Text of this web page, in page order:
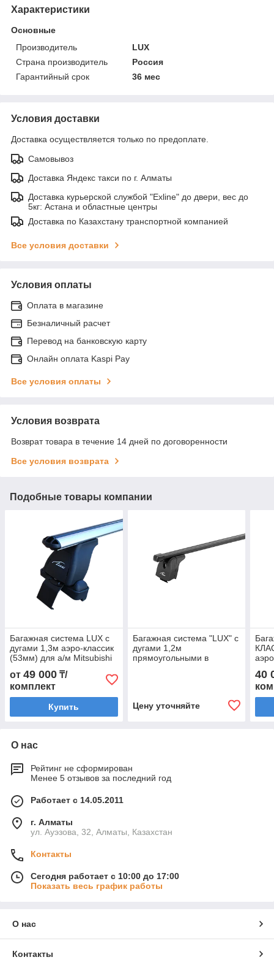
Характеристики
Основные
Производитель
LUX
Страна производитель
Россия
Гарантийный срок
36 мес
Условия доставки
Доставка осуществляется только по предоплате.
Самовывоз
Доставка Яндекс такси по г. Алматы
Доставка курьерской службой "Exline" до двери, вес до
5кг: Астана и областные центры
Доставка по Казахстану транспортной компанией
Все условия доставки
Условия оплаты
Оплата в магазине
Безналичный расчет
Перевод на банковскую карту
Онлайн оплата Kaspi Pay
Все условия оплаты
Условия возврата
Возврат товара в течение 14 дней по договоренности
Все условия возврата
Подобные товары компании
Багажная система LUX с
дугами 1,3м аэро-классик
(53мм) для а/м Mitsubishi
ASX 2010-... г.в. без
штатного места
от 49 000 ₸/
комплект
Купить
Багажная система "LUX" с
дугами 1,2м
прямоугольными в
Цену уточняйте
40
О нас
Рейтинг не сформирован
Менее 5 отзывов за последний год
Работает с 14.05.2011
г. Алматы
ул. Ауэзова, 32, Алматы, Казахстан
Контакты
Сегодня работает с 10:00 до 17:00
Показать весь график работы
О нас
Контакты